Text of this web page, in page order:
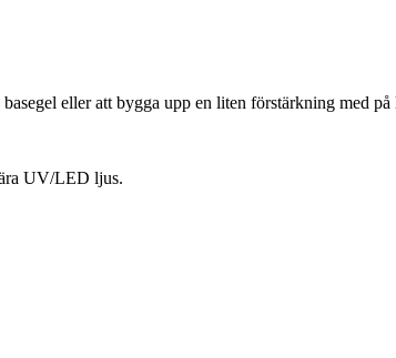
basegel eller att bygga upp en liten förstärkning med
UV/LED ljus.